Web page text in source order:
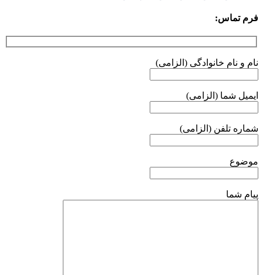
فرم تماس:
نام و نام خانوادگی (الزامی)
ایمیل شما (الزامی)
شماره تلفن (الزامی)
موضوع
پیام شما